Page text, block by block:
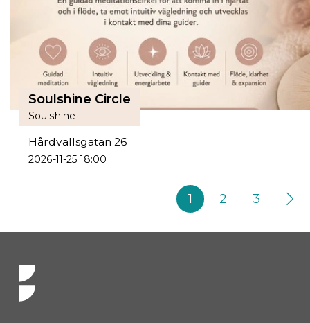
Soulshine Circle
Soulshine
Hårdvallsgatan 26
2026-11-25 18:00
1 2 3